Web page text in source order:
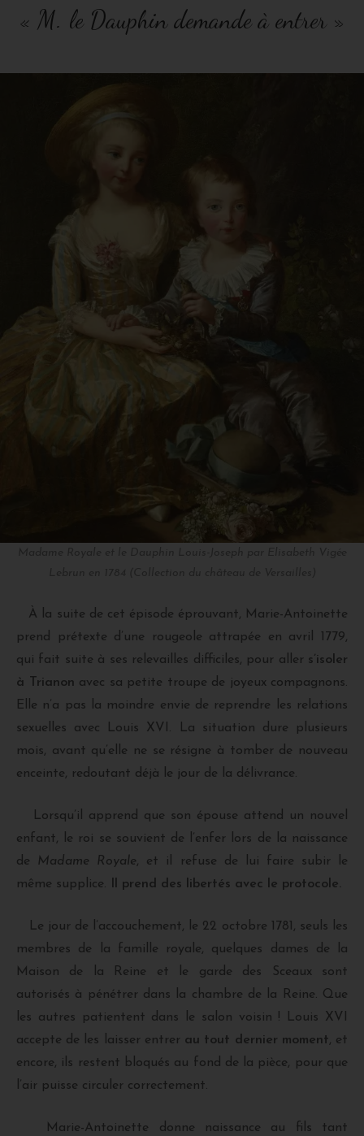
« M. le Dauphin demande à entrer »
À la suite de cet épisode éprouvant, Marie-Antoinette
prend prétexte d’une rougeole attrapée en avril 1779,
qui fait suite à ses relevailles difficiles, pour aller s’isoler
à Trianon avec sa petite troupe de joyeux compagnons.
Elle n’a pas la moindre envie de reprendre les relations
sexuelles avec Louis XVI. La situation dure plusieurs
mois, avant qu’elle ne se résigne à tomber de nouveau
enceinte, redoutant déjà le jour de la délivrance.
Lorsqu’il apprend que son épouse attend un nouvel
enfant, le roi se souvient de l’enfer lors de la naissance
de
Madame Royale, et il refuse de lui faire subir le
même supplice. Il prend des libertés avec le protocole.
Le jour de l’accouchement, le 22 octobre 1781, seuls les
membres de la famille royale, quelques dames de la
Maison de la Reine et le garde des Sceaux sont
autorisés à pénétrer dans la chambre de la Reine. Que
les autres patientent dans le salon voisin ! Louis XVI
accepte de les laisser entrer au tout dernier moment, et
encore, ils restent bloqués au fond de la pièce, pour que
l’air puisse circuler correctement.
Marie-Antoinette donne naissance au fils tant